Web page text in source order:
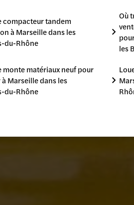
compacteur tandem
à Marseille dans les
du-Rhône
Où
les
monte matériaux neuf pour
Marseille dans les
du-Rhône